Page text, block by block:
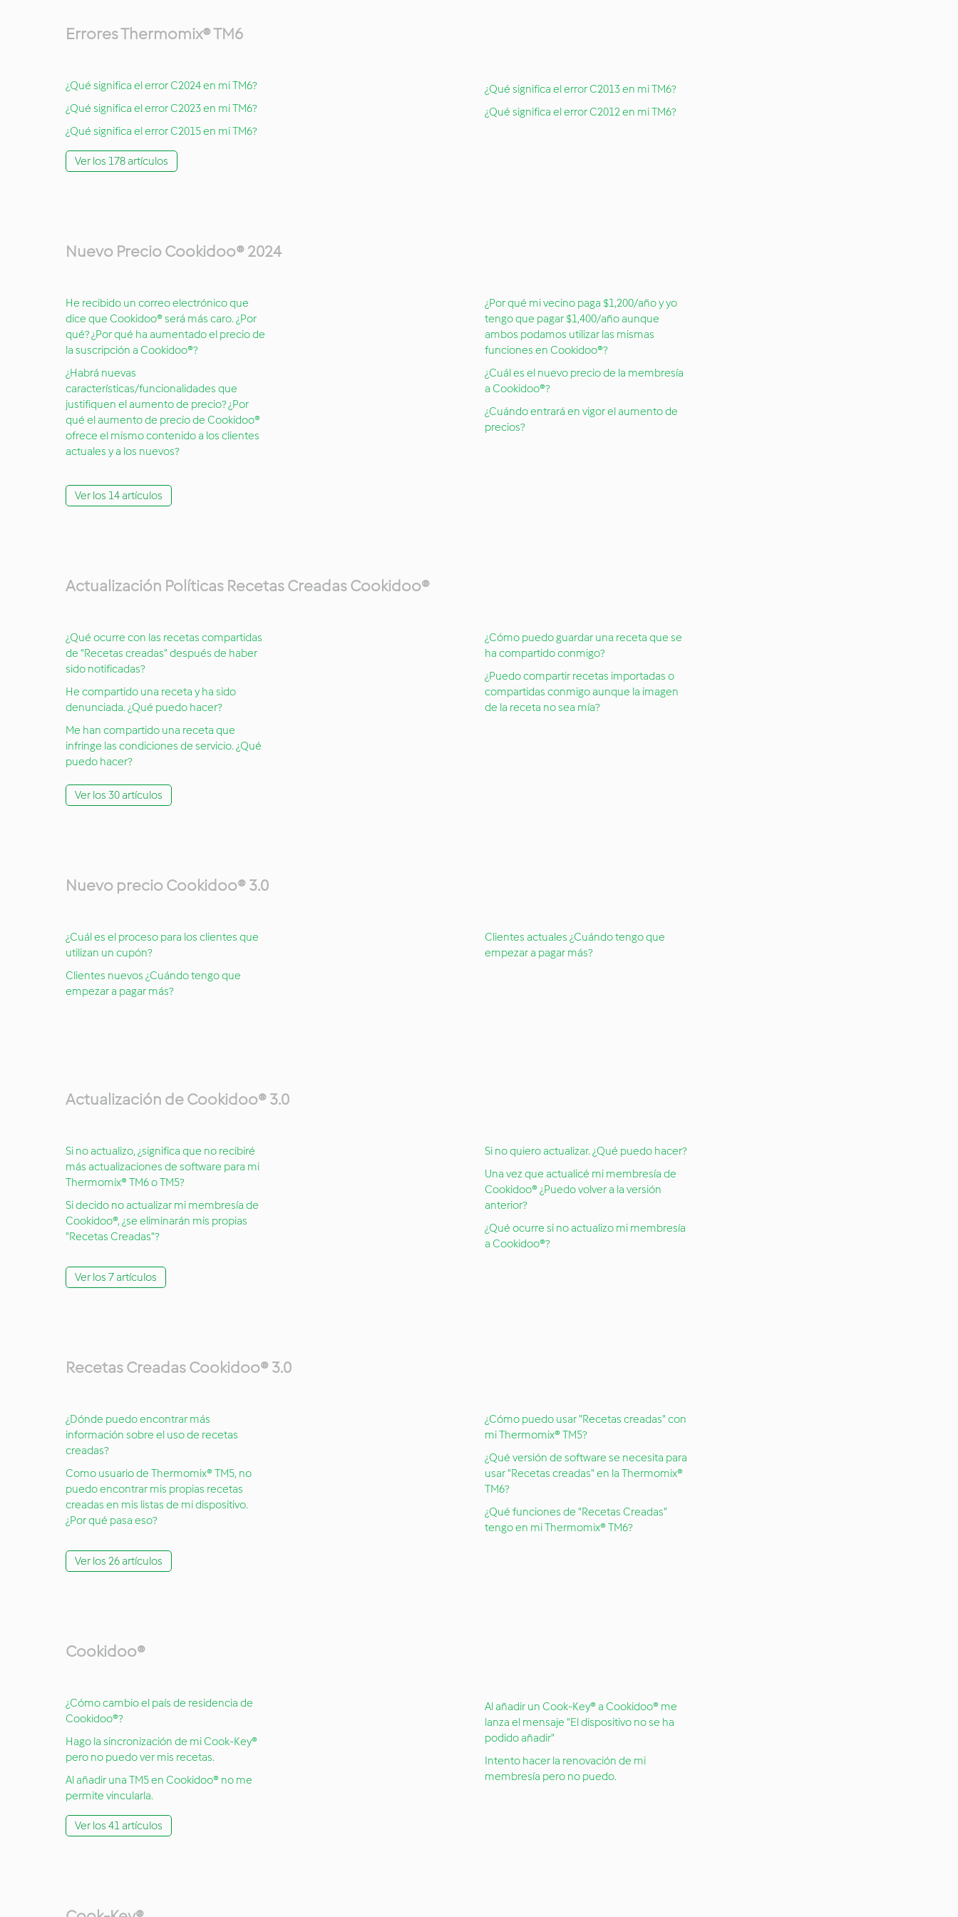
Errores Thermomix® TM6
¿Qué significa el error C2024 en mi TM6?
¿Qué significa el error C2023 en mi TM6?
¿Qué significa el error C2015 en mi TM6?
¿Qué significa el error C2013 en mi TM6?
¿Qué significa el error C2012 en mi TM6?
Ver los 178 artículos
Nuevo Precio Cookidoo® 2024
He recibido un correo electrónico que
dice que Cookidoo® será más caro. ¿Por
qué? ¿Por qué ha aumentado el precio de
la suscripción a Cookidoo®?
¿Habrá nuevas
características/funcionalidades que
justifiquen el aumento de precio? ¿Por
qué el aumento de precio de Cookidoo®
ofrece el mismo contenido a los clientes
actuales y a los nuevos?
¿Por qué mi vecino paga $1,200/año y yo
tengo que pagar $1,400/año aunque
ambos podamos utilizar las mismas
funciones en Cookidoo®?
¿Cuál es el nuevo precio de la membresía
a Cookidoo®?
¿Cuándo entrará en vigor el aumento de
precios?
Ver los 14 artículos
Actualización Políticas Recetas Creadas Cookidoo®
¿Qué ocurre con las recetas compartidas
de "Recetas creadas" después de haber
sido notificadas?
He compartido una receta y ha sido
denunciada. ¿Qué puedo hacer?
Me han compartido una receta que
infringe las condiciones de servicio. ¿Qué
puedo hacer?
¿Cómo puedo guardar una receta que se
ha compartido conmigo?
¿Puedo compartir recetas importadas o
compartidas conmigo aunque la imagen
de la receta no sea mía?
Ver los 30 artículos
Nuevo precio Cookidoo® 3.0
¿Cuál es el proceso para los clientes que
utilizan un cupón?
Clientes nuevos ¿Cuándo tengo que
empezar a pagar más?
Clientes actuales ¿Cuándo tengo que
empezar a pagar más?
Actualización de Cookidoo® 3.0
Si no actualizo, ¿significa que no recibiré
más actualizaciones de software para mi
Thermomix® TM6 o TM5?
Si decido no actualizar mi membresía de
Cookidoo®, ¿se eliminarán mis propias
"Recetas Creadas"?
Si no quiero actualizar. ¿Qué puedo hacer?
Una vez que actualicé mi membresía de
Cookidoo® ¿Puedo volver a la versión
anterior?
¿Qué ocurre si no actualizo mi membresía
a Cookidoo®?
Ver los 7 artículos
Recetas Creadas Cookidoo® 3.0
¿Dónde puedo encontrar más
información sobre el uso de recetas
creadas?
Como usuario de Thermomix® TM5, no
puedo encontrar mis propias recetas
creadas en mis listas de mi dispositivo.
¿Por qué pasa eso?
¿Cómo puedo usar "Recetas creadas" con
mi Thermomix® TM5?
¿Qué versión de software se necesita para
usar "Recetas creadas" en la Thermomix®
TM6?
¿Qué funciones de "Recetas Creadas"
tengo en mi Thermomix® TM6?
Ver los 26 artículos
Cookidoo®
¿Cómo cambio el país de residencia de
Cookidoo®?
Hago la sincronización de mi Cook-Key®
pero no puedo ver mis recetas.
Al añadir una TM5 en Cookidoo® no me
permite vincularla.
Al añadir un Cook-Key® a Cookidoo® me
lanza el mensaje "El dispositivo no se ha
podido añadir"
Intento hacer la renovación de mi
membresía pero no puedo.
Ver los 41 artículos